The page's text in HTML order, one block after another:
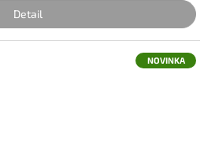
Detail
NOVINKA